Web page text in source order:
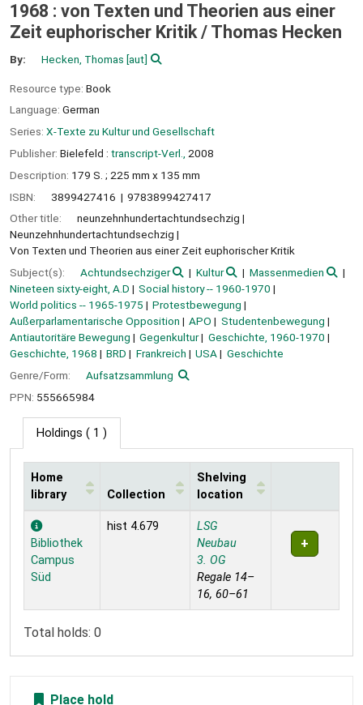
1968 : von Texten und Theorien aus einer
Zeit euphorischer Kritik / Thomas Hecken
By: Hecken, Thomas [aut]
Resource type: Book
Language: German
Series: X-Texte zu Kultur und Gesellschaft
Publisher: Bielefeld : transcript-Verl.,
2008
Description: 179 S. ; 225 mm x 135 mm
ISBN:
3899427416
9783899427417
Other title:
neunzehnhundertachtundsechzig
Neunzehnhundertachtundsechzig
Von Texten und Theorien aus einer Zeit euphorischer Kritik
Subject(s):
Achtundsechziger Kultur
Massenmedien
Nineteen sixty-eight, A.D
Social history -- 1960-1970
World politics -- 1965-1975
Protestbewegung
Außerparlamentarische Opposition
APO
Studentenbewegung
Antiautoritäre Bewegung
Gegenkultur
Geschichte, 1960-1970
Geschichte, 1968
BRD Frankreich USA
Geschichte
Genre/Form:
Aufsatzsammlung
PPN: 555665984
Holdings ( 1 )
Holdings
Home
library
Collection
Shelving
location
Bibliothek
Campus
Süd
hist 4.679
LSG
Neubau
3. OG
Regale 14–
16, 60–61
Total holds: 0
Place hold